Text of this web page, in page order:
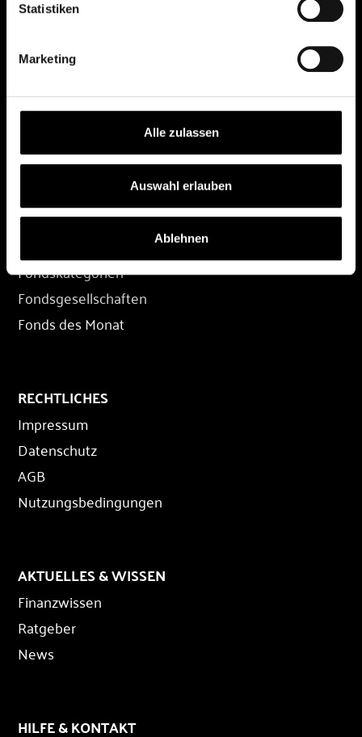
Statistiken
Marketing
Alle zulassen
Auswahl erlauben
Ablehnen
Depot eröffnen
Depot übertragen
Konditionen
FONDS
Fondskategorien
Fondsgesellschaften
Fonds des Monat
RECHTLICHES
Impressum
Datenschutz
AGB
Nutzungsbedingungen
AKTUELLES & WISSEN
Finanzwissen
Ratgeber
News
HILFE & KONTAKT